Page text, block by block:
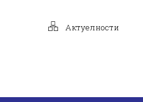
Актуелности